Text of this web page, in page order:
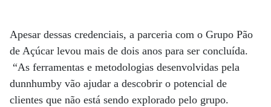
Apesar dessas credenciais, a parceria com o Grupo Pão
de Açúcar levou mais de dois anos para ser concluída.
“As ferramentas e metodologias desenvolvidas pela
dunnhumby vão ajudar a descobrir o potencial de
clientes que não está sendo explorado pelo grupo.